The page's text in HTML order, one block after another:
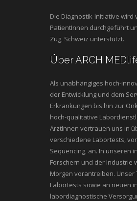
Die Diagnostik-Initiative wird
PatientInnen durchgeführt
Zug, Schweiz unterstützt.
Über
Als unabhängiges hoch-
der Entwicklung und dem
Erkrankungen bis hin zur
hoch-qualitative
ÄrztInnen vertrauen uns in
verschiedene Labortests,
Sequencing, an. In unseren
Forschern und der
Morgen vorantreiben.
Labortests sowie an neuen
labordiagnostische